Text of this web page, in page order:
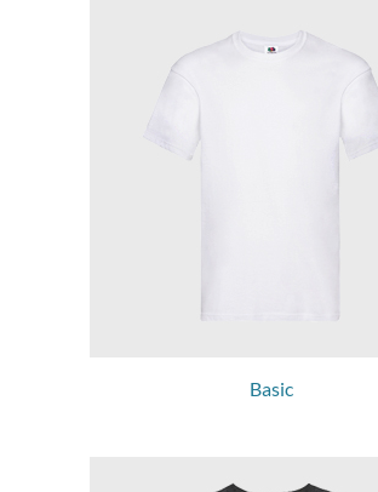
Basic